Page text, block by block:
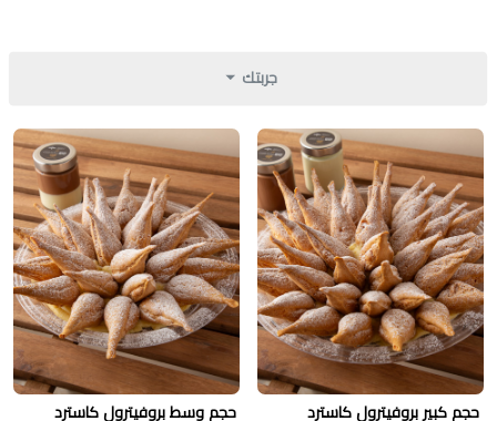
جربتك
حجم كبير بروفيترول كاسترد حجم وسط بروفيترول كاسترد